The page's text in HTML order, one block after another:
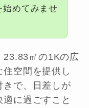
始めてみませ
23.83㎡の1Kの広
空間を提供し
きで、日差しが
に過ごすこと